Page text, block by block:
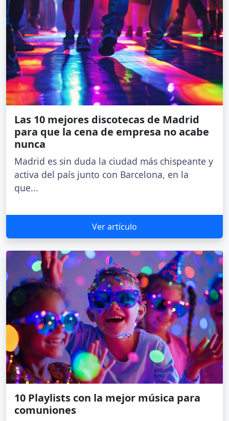
Las 10 mejores discotecas de Madrid
para que la cena de empresa no acabe
nunca
Madrid es sin duda la ciudad más chispeante y
activa del país junto con Barcelona, en la
que...
Ver artículo
10 Playlists con la mejor música para
comuniones